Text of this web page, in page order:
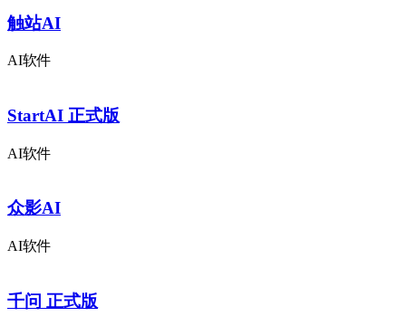
触站AI
AI软件
StartAI 正式版
AI软件
众影AI
AI软件
千问 正式版